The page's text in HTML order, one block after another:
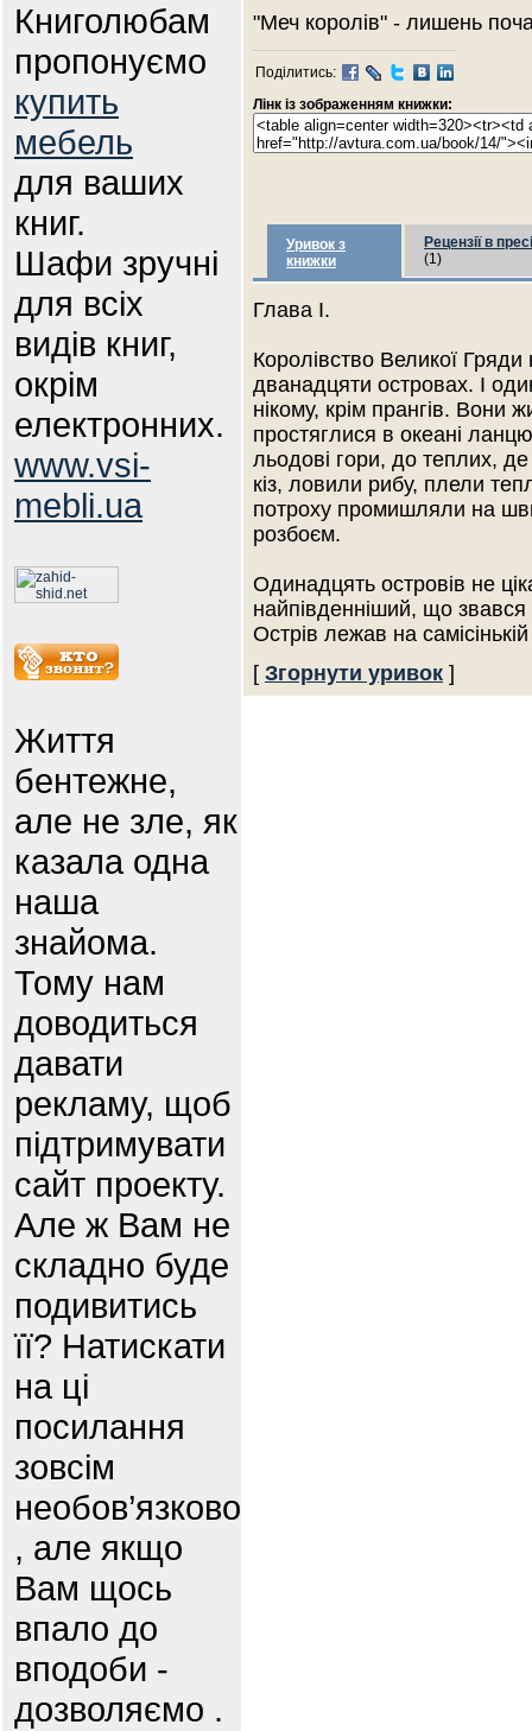
Книголюбам
пропонуємо
купить
мебель
для ваших
книг.
Шафи зручні
для всіх
видів книг,
окрім
електронних.
www.vsi-
mebli.ua
Життя
бентежне,
але не зле, як
казала одна
наша
знайома.
Тому нам
доводиться
давати
рекламу, щоб
підтримувати
сайт проекту.
Але ж Вам не
складно буде
подивитись
її? Натискати
на ці
посилання
зовсім
необов’язково
, але якщо
Вам щось
впало до
вподоби -
дозволяємо .
"Меч королів" - лишень
Поділитись:
Лінк із зображенням книжки:
Уривок з
книжки
Рецензії в пресі
(1)
Глава І.
Королівство Великої
дванадцяти островах. І
нікому, крім прангів. Вони
простяглися в океані
льодові гори, до теплих,
кіз, ловили рибу, плели
потроху промишляли на
розбоєм.
Одинадцять островів не
найпівденніший, що
Острів лежав на
[ Згорнути уривок ]